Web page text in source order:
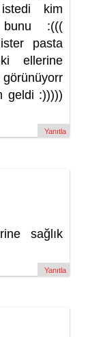
kim
:(((
pasta
ellerine
geldi :)))))
Yanıtla
sağlık
Yanıtla